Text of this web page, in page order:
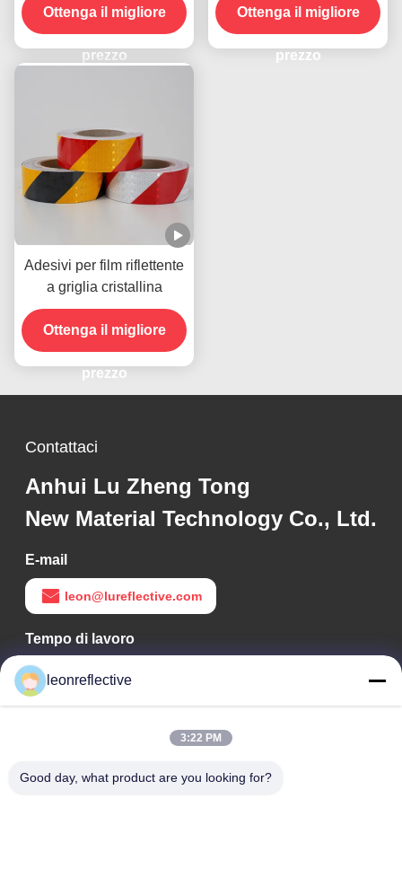
bianco Adesivo per
rimorchi Segnali stradali
Prodotto
Ottenga il migliore
prezzo
prismatico luminoso
Ottenga il migliore
prezzo
Adesivi per film riflettente
a griglia cristallina
Ottenga il migliore
prezzo
Contattaci
Anhui Lu Zheng Tong
New Material Technology Co., Ltd.
E-mail
leon@lureflective.com
Tempo di lavoro
9:00-18:00
Il nostro indirizzo
zona ad alta tecnologia, Hefei, Anhui, Cina
leonreflective
3:22 PM
Good day, what product are you looking for?